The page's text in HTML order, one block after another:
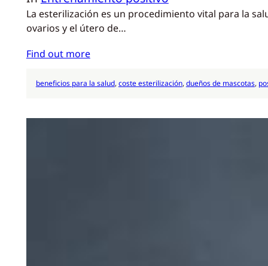
La esterilización es un procedimiento vital para la
ovarios y el útero de…
Find out more
beneficios para la salud, coste esterilización, dueños de mascotas,